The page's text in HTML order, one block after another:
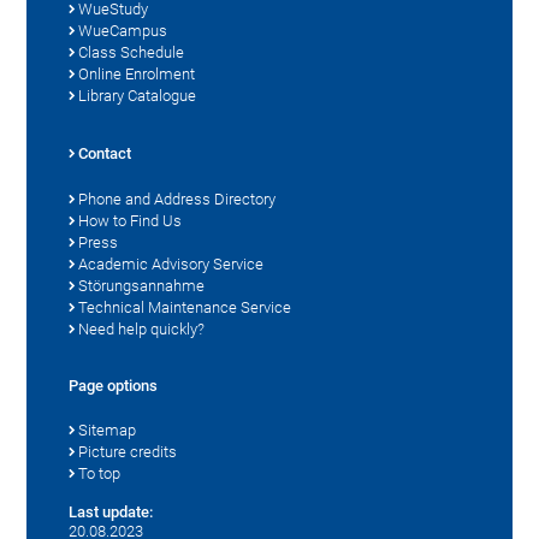
WueStudy
WueCampus
Class Schedule
Online Enrolment
Library Catalogue
Contact
Phone and Address Directory
How to Find Us
Press
Academic Advisory Service
Störungsannahme
Technical Maintenance Service
Need help quickly?
Page options
Sitemap
Picture credits
To top
Last update:
20.08.2023